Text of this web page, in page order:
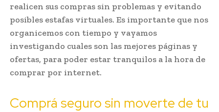
realicen sus compras sin problemas y evitando
posibles estafas virtuales. Es importante que nos
organicemos con tiempo y vayamos
investigando cuales son las mejores páginas y
ofertas, para poder estar tranquilos a la hora de
comprar por internet.
Comprá seguro sin moverte de tu